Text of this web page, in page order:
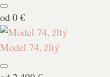
od0 €
Model 74, žltý